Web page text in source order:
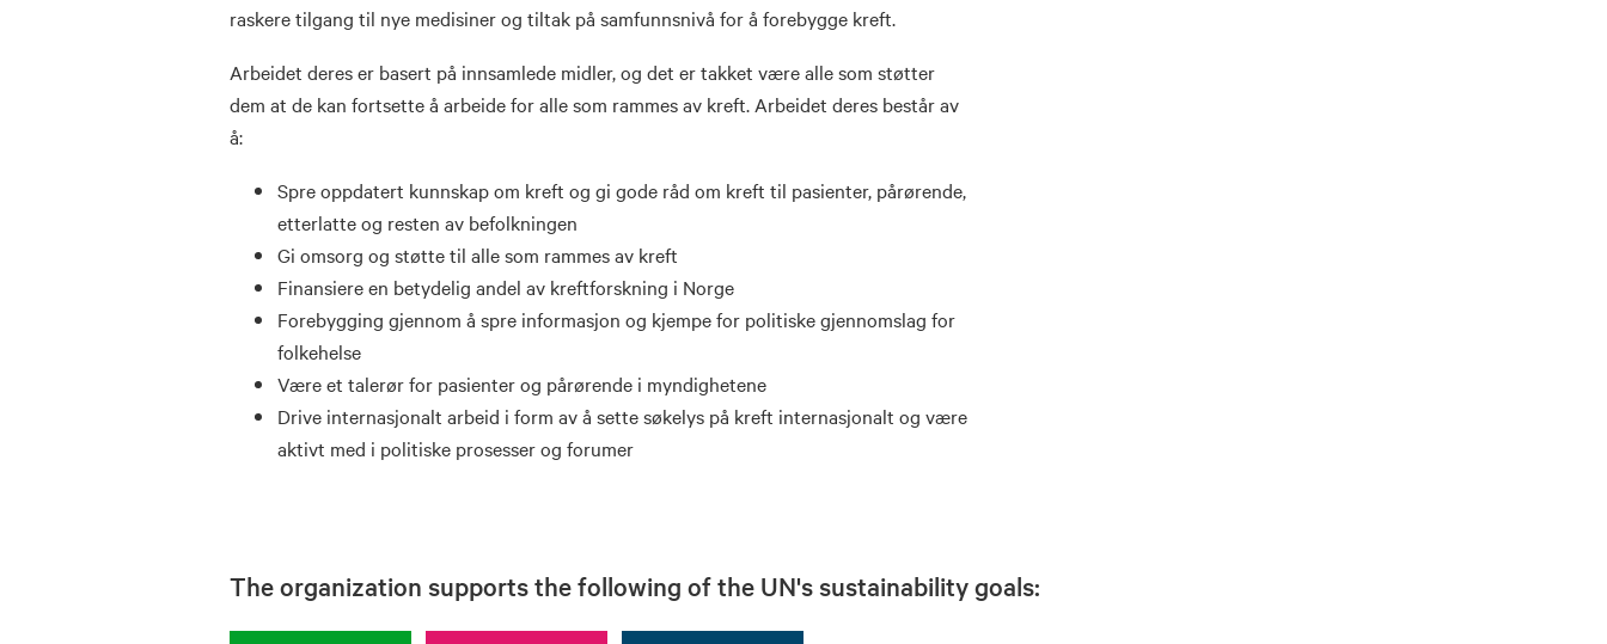
raskere tilgang til nye medisiner og tiltak på samfunnsnivå for å forebygge kreft.
Arbeidet deres er basert på innsamlede midler, og det er takket være alle som støtter
dem at de kan fortsette å arbeide for alle som rammes av kreft. Arbeidet deres består av
å:
Spre oppdatert kunnskap om kreft og gi gode råd om kreft til pasienter, pårørende,
etterlatte og resten av befolkningen
Gi omsorg og støtte til alle som rammes av kreft
Finansiere en betydelig andel av kreftforskning i Norge
Forebygging gjennom å spre informasjon og kjempe for politiske gjennomslag for
folkehelse
Være et talerør for pasienter og pårørende i myndighetene
Drive internasjonalt arbeid i form av å sette søkelys på kreft internasjonalt og være
aktivt med i politiske prosesser og forumer
The organization supports the following of the UN's sustainability goals: